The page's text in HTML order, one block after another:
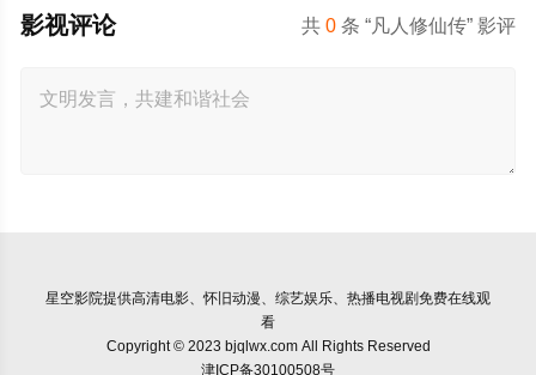
共0 条 “凡人修仙传” 影评
影视评论
星空影院提供高清电影、怀旧动漫、综艺娱乐、热播电视剧免费在线观
看
Copyright © 2023 bjqlwx.com All Rights Reserved
津ICP备30100508号